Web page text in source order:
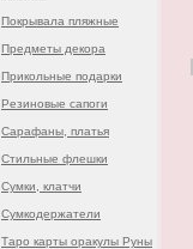
Покрывала пляжные
Предметы декора
Прикольные подарки
Резиновые сапоги
Сарафаны, платья
Стильные флешки
Сумки, клатчи
Сумкодержатели
Таро карты оракулы Руны